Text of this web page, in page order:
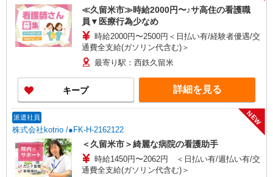
≪久留米市≫時給2000円〜♪サ高住の看護職
員▼医療行為少なめ
時給2000円〜2500円＜日払い有/経験者優遇/交
通費全支給(ガソリン代含む)＞
最寄り駅：西鉄久留米
キープ 詳細を見る
派遣社員
株式会社kotrio /●FK-H-2162122
NEW
＜久留米市＞綺麗な病院の看護助手
時給1450円〜2062円 ＜日払い有/週払い有/交
通費全支給(ガソリン代含む)＞